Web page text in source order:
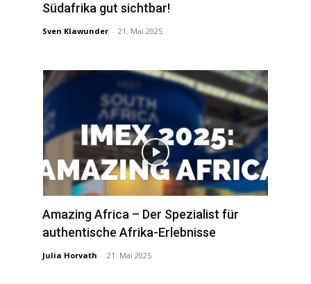
Südafrika gut sichtbar!
Sven Klawunder - 21. Mai 2025
Amazing Africa – Der Spezialist für
authentische Afrika-Erlebnisse
Julia Horvath - 21. Mai 2025